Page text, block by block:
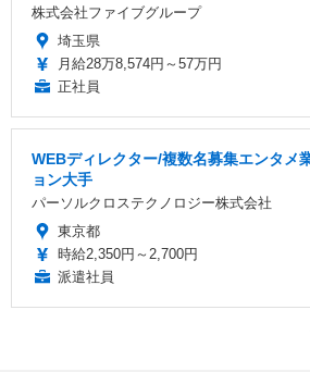
株式会社ファイブグループ
埼玉県
月給28万8,574円～57万円
正社員
WEBディレクター/複数名募集エンタメ
ョン大手
パーソルクロステクノロジー株式会社
東京都
時給2,350円～2,700円
派遣社員